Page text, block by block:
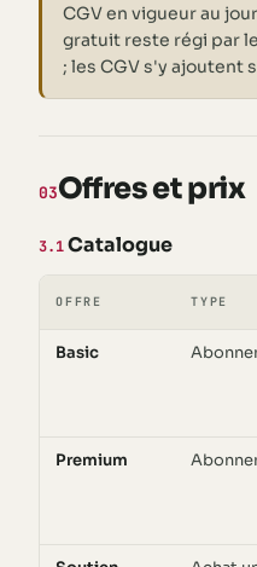
CGV en vigueur au
gratuit reste régi par
; les CGV s'y ajoutent
03Offres et prix
3.1Catalogue
OFFRE TYPE
Basic
Premium